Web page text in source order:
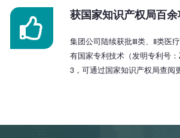
获国家知识产权局百
集团公司陆续获批Ⅲ类、Ⅱ类医
有国家专利技术（发明专利号
3，可通过国家知识产权局查阅